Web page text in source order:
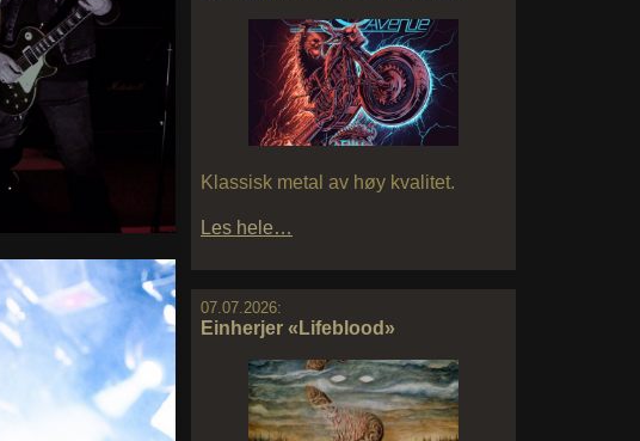
Klassisk metal av høy kvalitet.
Les hele…
07.07.2026:
Einherjer «Lifeblood»